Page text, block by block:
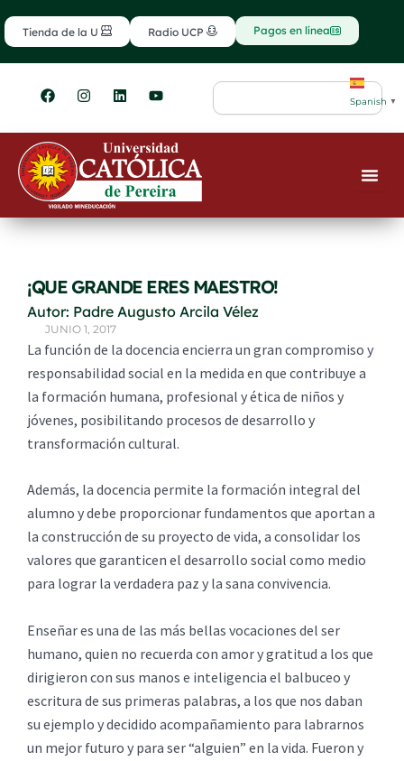
al
contenido
Tienda de la U Radio UCP Pagos en línea
F
a
e
b
o
o
k
I
n
t
g
r
m
L
i
k
e
d
i
n
Y
o
t
u
b
e
Search
Spanish ▼
¡QUE GRANDE ERES MAESTRO!
Autor: Padre Augusto Arcila Vélez
JUNIO 1, 2017
La función de la docencia encierra un gran compromiso y
responsabilidad social en la medida en que contribuye a
la formación humana, profesional y ética de niños y
jóvenes, posibilitando procesos de desarrollo y
transformación cultural.
Además, la docencia permite la formación integral del
alumno y debe proporcionar fundamentos que aportan a
la construcción de su proyecto de vida, a consolidar los
valores que garanticen el desarrollo social como medio
para lograr la verdadera paz y la sana convivencia.
Enseñar es una de las más bellas vocaciones del ser
humano, quien no recuerda con amor y gratitud a los que
dirigieron con sus manos e inteligencia el balbuceo y
escritura de sus primeras palabras, a los que nos daban
su ejemplo y decidido acompañamiento para labrarnos
un mejor futuro y para ser “alguien” en la vida. Fueron y